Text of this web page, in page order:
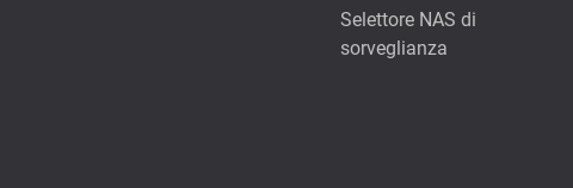
Selettore NAS di
sorveglianza